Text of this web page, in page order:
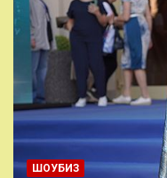
ШОУБИЗ